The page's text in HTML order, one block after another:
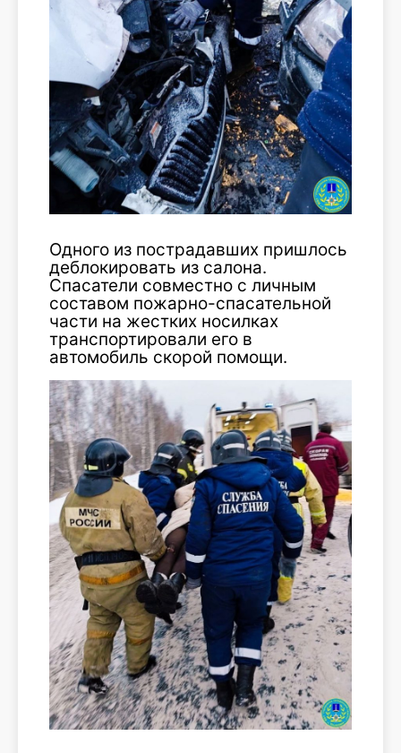
Одного из пострадавших пришлось
деблокировать из салона.
Спасатели совместно с личным
составом пожарно-спасательной
части на жестких носилках
транспортировали его в
автомобиль скорой помощи.